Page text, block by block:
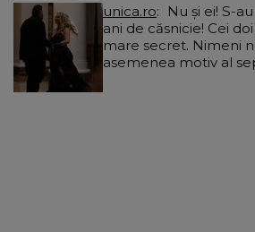
unica.ro
ani de căsnicie! Cei
mare secret. Nimeni
asemenea motiv al